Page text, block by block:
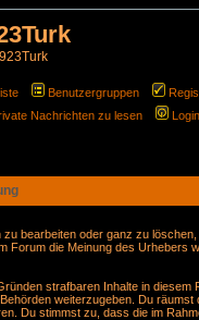
Benutzergruppen
Nachrichten zu lesen Login
bearbeiten oder ganz zu
die Meinung des Urhebers
strafbaren Inhalte in
weiterzugeben. Du
Du stimmst zu, dass die im